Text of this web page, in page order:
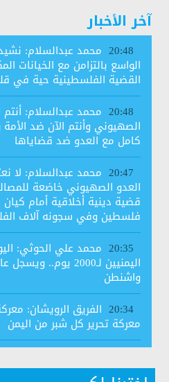
آخر الأخبار
20:48 محمد عبدالسلام:
الواسع بالتزامن مع الخيانات
القضية الفلسطينية حية في
20:48 محمد عبدالسلام: أنتم
الصهيوني وأنتم الآن ضد
كامل مع العدو ضد قضاياها
20:47 محمد عبدالسلام: لا
العدو الصهيوني خاضعة
قضية دينية أخلاقية أمام
فلسطين وفي سجونه آلاف
20:35 محمد علي الحوثي:
اليمنيين لـ2000
واشنطن
20:34 الفريق الرويشان:
معركة تحرير كل شبر من اليمن
وتعتبره اتفاقا محرما شرعا